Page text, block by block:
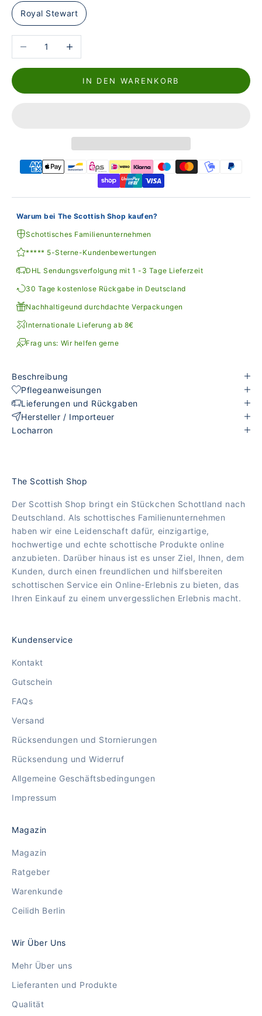
Royal Stewart
Anzahl verringernAnzahl erhöhen
IN DEN WARENKORB
Warum bei The Scottish Shop kaufen?
Schottisches Familienunternehmen
***** 5-Sterne-Kundenbewertungen
DHL Sendungsverfolgung mit 1 -3 Tage Lieferzeit
30 Tage kostenlose Rückgabe in Deutscland
Nachhaltigeund durchdachte Verpackungen
Internationale Lieferung ab 8€
Frag uns: Wir helfen gerne
Beschreibung
Pflegeanweisungen
Lieferungen und Rückgaben
Hersteller / Importeuer
Locharron
The Scottish Shop
Der Scottish Shop bringt ein Stückchen Schottland nach
Deutschland. Als schottisches Familienunternehmen
haben wir eine Leidenschaft dafür, einzigartige,
hochwertige und echte schottische Produkte online
anzubieten. Darüber hinaus ist es unser Ziel, Ihnen, dem
Kunden, durch einen freundlichen und hilfsbereiten
schottischen Service ein Online-Erlebnis zu bieten, das
Ihren Einkauf zu einem unvergesslichen Erlebnis macht.
Kundenservice
Kontakt
Gutschein
FAQs
Versand
Rücksendungen und Stornierungen
Rücksendung und Widerruf
Allgemeine Geschäftsbedingungen
Impressum
Magazin
Magazin
Ratgeber
Warenkunde
Ceilidh Berlin
Wir Über Uns
Mehr Über uns
Lieferanten und Produkte
Qualität